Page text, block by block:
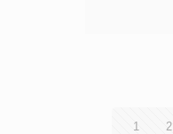
1 2